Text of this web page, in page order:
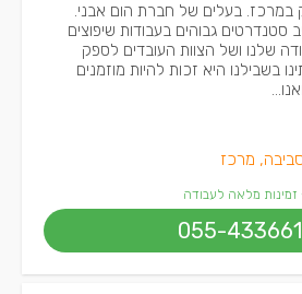
במרכז. בעלים של חברת הום אבני.
גבוהים בעבודות שיפוצים
שלנו ושל הצוות העובדים לספק
בשבילנו היא זכות להיות מוזמנים
מרכז
זמינות מלאה לעבודה
055-